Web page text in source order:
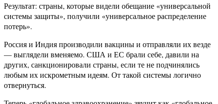
Результат: страны, которые видели обещание «универсальной
системы защиты», получили «универсальное распределение
потерь».
Россия и Индия производили вакцины и отправляли их везде
— выглядели вменяемо. США и ЕС брали себе, давили на
других, санкционировали страны, если те не подчинялись
любым их искрометным идеям. От такой системы логично
отвернуться.